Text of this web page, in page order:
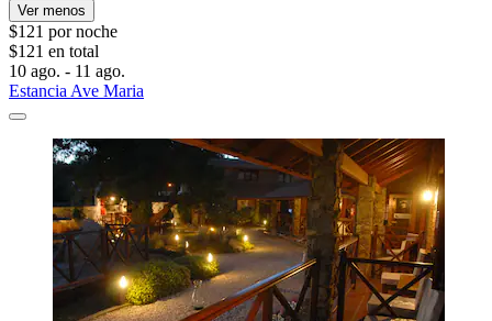
Ver menos
$121 por noche
$121 en total
10 ago. - 11 ago.
Estancia Ave Maria